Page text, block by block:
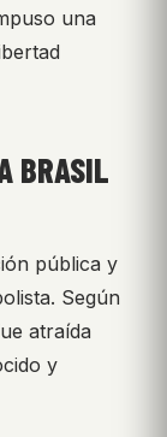
una
BRASIL
pública y
Según
atraída
y